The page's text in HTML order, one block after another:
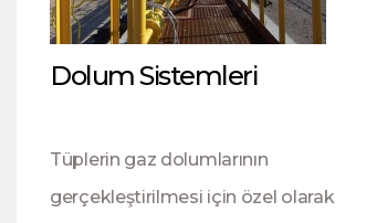
Dolum Sistemleri
Tüplerin gaz dolumlarının
gerçekleştirilmesi için özel olarak